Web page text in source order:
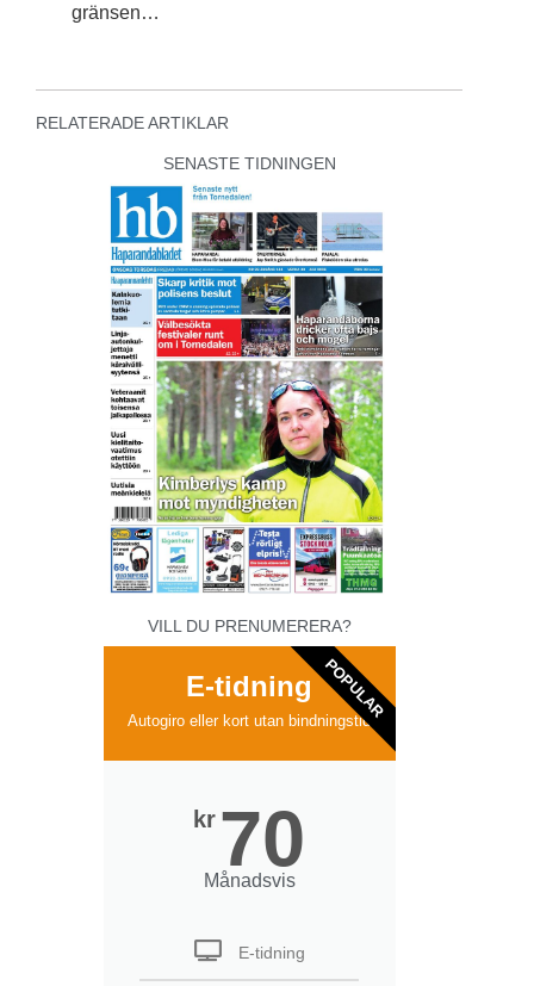
gränsen…
RELATERADE ARTIKLAR
SENASTE TIDNINGEN
VILL DU PRENUMERERA?
E-tidning
Autogiro eller kort utan bindningstid
kr 70
Månadsvis
E-tidning
POPULAR